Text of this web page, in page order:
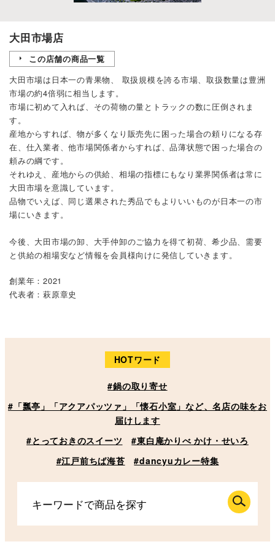
大田市場店
この店舗の商品一覧
大田市場は日本一の青果物、 取扱規模を誇る市場、取扱数量は豊洲
市場の約4倍弱に相当します。
市場に初めて入れば、その荷物の量とトラックの数に圧倒されま
す。
産地からすれば、物が多くなり販売先に困った場合の頼りになる存
在、仕入業者、他市場関係者からすれば、品薄状態で困った場合の
頼みの綱です。
それゆえ、産地からの供給、相場の指標にもなり業界関係者は常に
大田市場を意識しています。
品物でいえば、同じ選果された秀品でもよりいいものが日本一の市
場にいきます。
今後、大田市場の卸、大手仲卸のご協力を得て初荷、希少品、需要
と供給の相場安など情報を会員様向けに発信していきます。
創業年：2021
代表者：萩原章史
HOTワード
#鍋の取り寄せ
#「瓢亭」「アクアパッツァ」「懐石小室」など、名店の味をお
届けします
#とっておきのスイーツ
#東白庵かりべ かけ・せいろ
#江戸前ちば海苔
#dancyuカレー特集